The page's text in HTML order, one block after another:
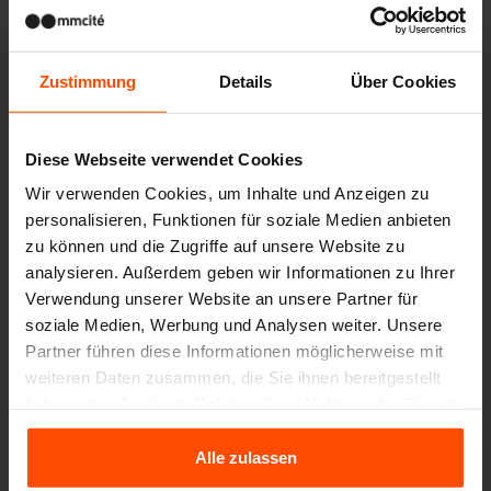
Zustimmung Details Über Cookies
Diese Webseite verwendet Cookies
Wir verwenden Cookies, um Inhalte und Anzeigen zu
personalisieren, Funktionen für soziale Medien anbieten
zu können und die Zugriffe auf unsere Website zu
analysieren. Außerdem geben wir Informationen zu Ihrer
Verwendung unserer Website an unsere Partner für
soziale Medien, Werbung und Analysen weiter. Unsere
Partner führen diese Informationen möglicherweise mit
weiteren Daten zusammen, die Sie ihnen bereitgestellt
gesammelt haben.
Für weitere Informationen besuchen Sie bitte Principles
Alle zulassen